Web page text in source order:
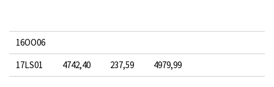
16OO06
17LS01
4742,40 237,59 4979,99